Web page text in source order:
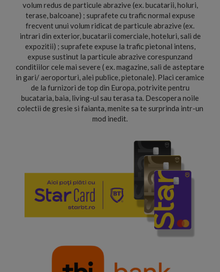
volum redus de particule abrazive (ex. bucatarii, holuri,
terase, balcoane) ; suprafete cu trafic normal expuse
frecvent unui volum ridicat de particule abrazive (ex.
intrari din exterior, bucatarii comerciale, hoteluri, sali de
expozitii) ; suprafete expuse la trafic pietonal intens,
expuse sustinut la particule abrazive corespunzand
conditiilor cele mai severe ( ex. magazine, sali de asteptare
in gari/ aeroporturi, alei publice, pietonale). Placi ceramice
de la furnizori de top din Europa, potrivite pentru
bucataria, baia, living-ul sau terasa ta. Descopera noile
colectii de gresie si faianta, menite sa te surprinda intr-un
mod inedit.